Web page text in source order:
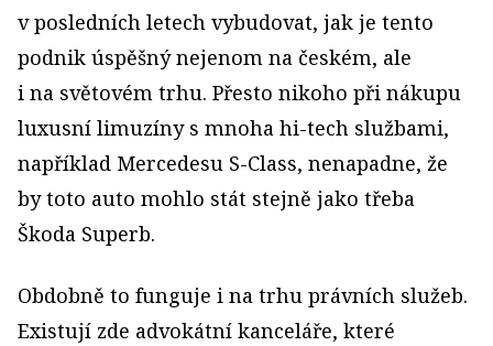
v posledních letech vybudovat, jak je tento
podnik úspěšný nejenom na českém, ale
i na světovém trhu. Přesto nikoho při nákupu
luxusní limuzíny s mnoha hi-tech službami,
například Mercedesu S-Class, nenapadne, že
by toto auto mohlo stát stejně jako třeba
Škoda Superb.
Obdobně to funguje i na trhu právních služeb.
Existují zde advokátní kanceláře, které